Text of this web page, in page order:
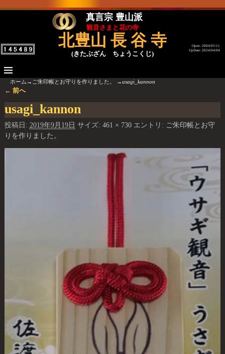
真言宗 豊山派
観音さまと花の寺
北豊山 長 谷 寺
(きたぶざん ちょうこくじ)
Open: 2004/05/11
UpDate: 2024/04/04
ホーム → ご朱印帳とお守りを作りました。 →usagi_kannon
← 前へ
usagi_kannon
投稿日: 2019年9月19日 サイズ: 461 × 730エントリ: ご朱印帳とお守
りを作りました。